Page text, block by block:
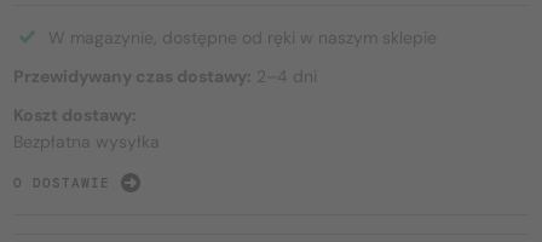
W magazynie, dostępne od ręki w naszym sklepie
Przewidywany czas dostawy: 2–4 dni
Koszt dostawy:
Bezpłatna wysyłka
O DOSTAWIE